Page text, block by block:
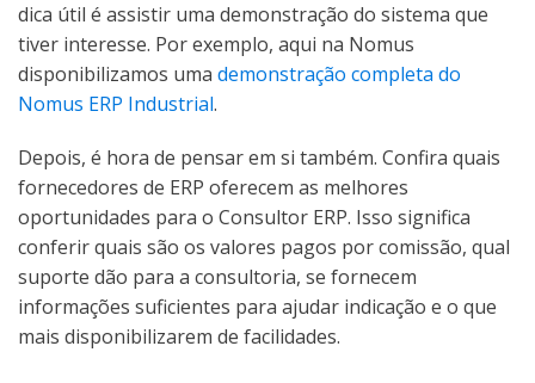
dica útil é assistir uma demonstração do sistema que
tiver interesse. Por exemplo, aqui na Nomus
disponibilizamos uma demonstração completa do
Nomus ERP Industrial.
Depois, é hora de pensar em si também. Confira quais
fornecedores de ERP oferecem as melhores
oportunidades para o Consultor ERP. Isso significa
conferir quais são os valores pagos por comissão, qual
suporte dão para a consultoria, se fornecem
informações suficientes para ajudar indicação e o que
mais disponibilizarem de facilidades.